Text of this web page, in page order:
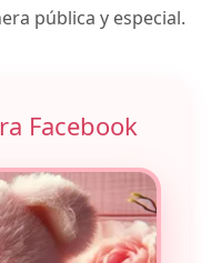
pública y especial.
Facebook